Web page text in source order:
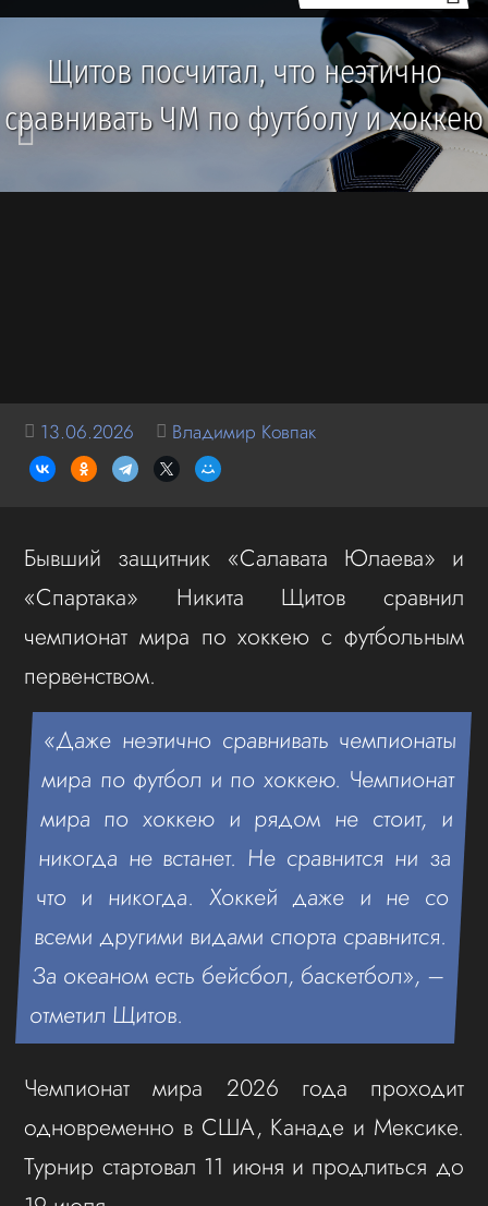
Щитов посчитал, что неэтично
сравнивать ЧМ по футболу и хоккею
13.06.2026 Владимир Ковпак
Бывший защитник «Салавата Юлаева» и
«Спартака» Никита Щитов сравнил
чемпионат мира по хоккею с футбольным
первенством.
«Даже неэтично сравнивать чемпионаты
мира по футбол и по хоккею. Чемпионат
мира по хоккею и рядом не стоит, и
никогда не встанет. Не сравнится ни за
что и никогда. Хоккей даже и не со
всеми другими видами спорта сравнится.
За океаном есть бейсбол, баскетбол», –
отметил Щитов.
Чемпионат мира 2026 года проходит
одновременно в США, Канаде и Мексике.
Турнир стартовал 11 июня и продлиться до